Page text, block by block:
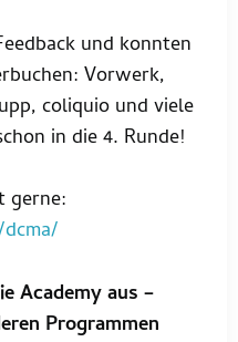
und konnten
Vorwerk,
coliquio und viele
in die 4. Runde!
gerne:
Academy aus –
Programmen